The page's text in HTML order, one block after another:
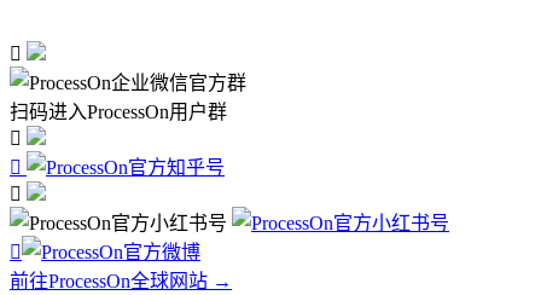

扫码进入ProcessOn用户群




前往ProcessOn全球网站 →